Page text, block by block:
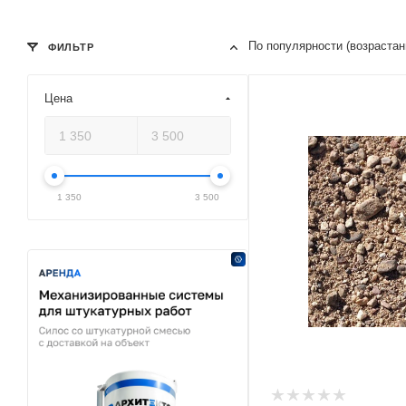
По популярности
ФИЛЬТР
Цена
1 350 3 500